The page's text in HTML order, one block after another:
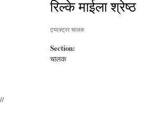
रिल्के माईला श्रेष्ठ
ट्याक्ट्रर चालक
Section:
चालक
//